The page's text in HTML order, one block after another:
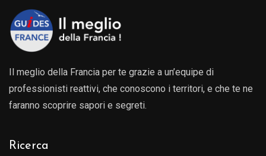
Il meglio della Francia per te grazie a un’equipe di
professionisti reattivi, che conoscono i territori, e che te ne
faranno scoprire sapori e segreti.
Ricerca